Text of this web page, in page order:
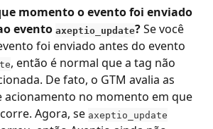
momento o evento foi enviado
evento axeptio_update? Se você
foi enviado antes do evento
, então é normal que a tag não
De fato, o GTM avalia as
acionamento no momento em que
Agora, se axeptio_update